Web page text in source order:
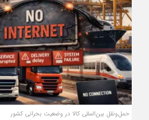
حمل‌ونقل بین‌المللی کالا در وضعیت بحرانی کشور